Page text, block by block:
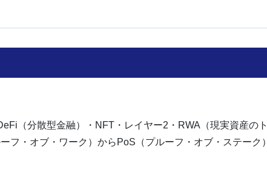
（分散型金融）・NFT・レイヤー2・RWA（現実資産のト
・オブ・ワーク）からPoS（プルーフ・オブ・ステーク）